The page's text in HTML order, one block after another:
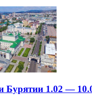
Бурятии 1.02 —